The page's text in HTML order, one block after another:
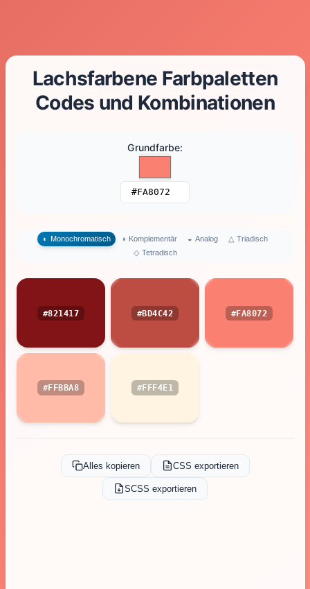
Lachsfarbene Farbpaletten
Codes und Kombinationen
Grundfarbe:
◐ Monochromatisch ◑ Komplementär ◒ Analog △ Triadisch
◇ Tetradisch
#821417 #BD4C42 #FA8072
#FFBBA8 #FFF4E1
Alles kopieren CSS exportieren
SCSS exportieren